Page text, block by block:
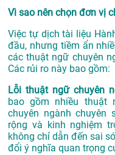
Vì sao nên chọn đơn vị
Việc tự dịch tài liệu
đầu, nhưng tiềm ẩn
các thuật ngữ chuyên
Các rủi ro này bao gồm:
Lỗi thuật ngữ chuyên
bao gồm nhiều
chuyên ngành chuyên
rộng và kinh nghiệm
không chỉ dẫn đến sai
đổi ý nghĩa quan trọng